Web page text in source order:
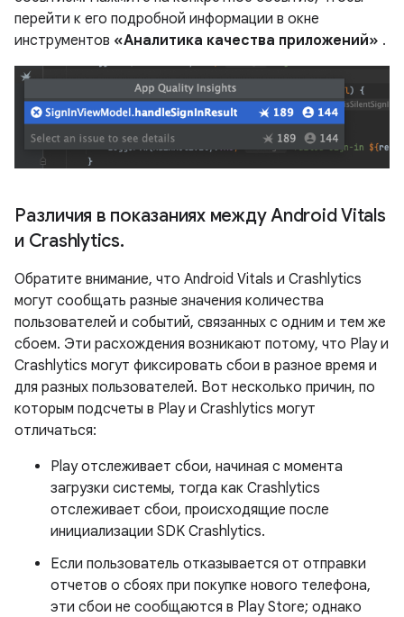
перейти к его подробной информации в окне
инструментов «Аналитика качества приложений» .
Различия в показаниях между Android Vitals
и Crashlytics.
Обратите внимание, что Android Vitals и Crashlytics
могут сообщать разные значения количества
пользователей и событий, связанных с одним и тем же
сбоем. Эти расхождения возникают потому, что Play и
Crashlytics могут фиксировать сбои в разное время и
для разных пользователей. Вот несколько причин, по
которым подсчеты в Play и Crashlytics могут
отличаться:
Play отслеживает сбои, начиная с момента
загрузки системы, тогда как Crashlytics
отслеживает сбои, происходящие после
инициализации SDK Crashlytics.
Если пользователь отказывается от отправки
отчетов о сбоях при покупке нового телефона,
эти сбои не сообщаются в Play Store; однако